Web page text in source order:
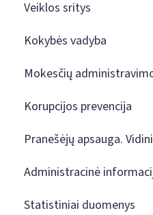
Veiklos sritys
Kokybės vadyba
Mokesčių
Korupcijos prevencija
Pranešėjų apsauga.
Administracinė
Statistiniai duomenys